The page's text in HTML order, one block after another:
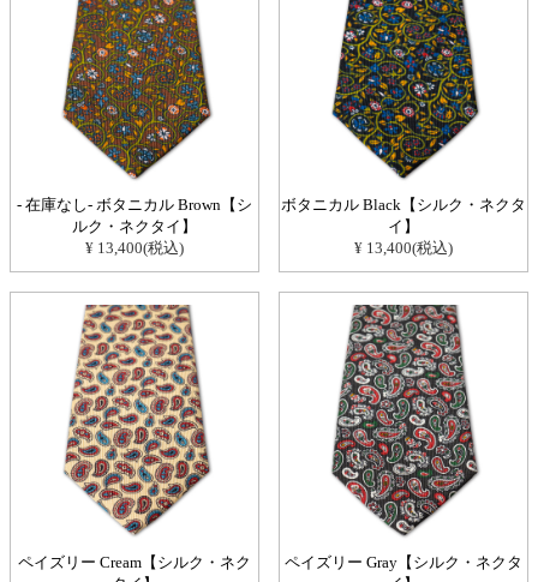
- 在庫なし- ボタニカル Brown【シ
ルク・ネクタイ】
¥ 13,400(税込)
ボタニカル Black【シルク・ネクタ
イ】
¥ 13,400(税込)
ペイズリー Cream【シルク・ネク
ペイズリー Gray【シルク・ネクタ